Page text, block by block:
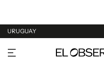
URUGUAY
URUGUAY